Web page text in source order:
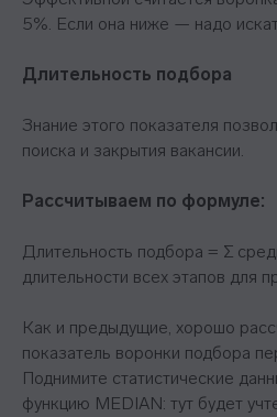
5%. Если она ниже — надо
Длительность подбора
Знание этого показателя
поиска и закрытия вакансии.
Рассчитываем по формуле:
Длительность подбора = Σ
длительности всех этапов для
Как и предыдущие, хорошо
показатель воронки подбора
Поднимите статистические
функцию MEDIAN: тут будет